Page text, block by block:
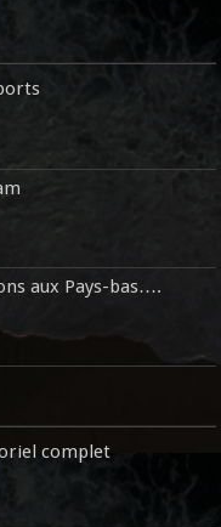
aux Pays-bas….
complet